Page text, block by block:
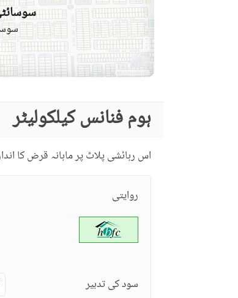
ہوم فنانس کیلکولیٹر
اس رہائشی پلاٹ پر ماہانہ قرض کا
روایتی
سود کی تدبیر